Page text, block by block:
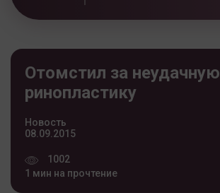
Отомстил за неудачную
ринопластику
Новость
08.09.2015
1002
1 мин на прочтение